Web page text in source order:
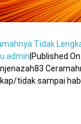
Tidak
Published
tidak sampai